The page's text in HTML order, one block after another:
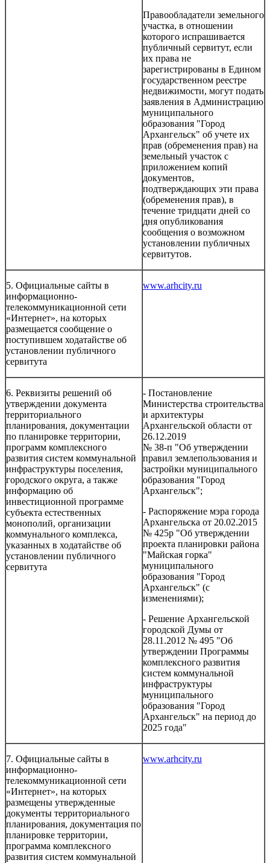
Правообладатели земельного
участка, в отношении
которого испрашивается
публичный сервитут, если
их права не
зарегистрированы в Едином
государственном реестре
недвижимости, могут подать
заявления в Администрацию
муниципального
образования "Город
Архангельск" об учете их
прав (обременения прав) на
земельный участок с
приложением копий
документов,
подтверждающих эти права
(обременения прав), в
течение тридцати дней со
дня опубликования
сообщения о возможном
установлении публичных
сервитутов.
5. Официальные сайты в
информационно-
телекоммуникационной сети
«Интернет», на которых
размещается сообщение о
поступившем ходатайстве об
установлении публичного
сервитута
www.arhcity.ru
6. Реквизиты решений об
утверждении документа
территориального
планирования, документации
по планировке территории,
программ комплексного
развития систем коммунальной
инфраструктуры поселения,
городского округа, а также
информацию об
инвестиционной программе
субъекта естественных
монополий, организации
коммунального комплекса,
указанных в ходатайстве об
установлении публичного
сервитута
- Постановление
Министерства строительства
и архитектуры
Архангельской области от
26.12.2019
№ 38-п "Об утверждении
правил землепользования и
застройки муниципального
образования "Город
Архангельск";
- Распоряжение мэра города
Архангельска от 20.02.2015
№ 425р "Об утверждении
проекта планировки района
"Майская горка"
муниципального
образования "Город
Архангельск" (с
изменениями);
- Решение Архангельской
городской Думы от
28.11.2012 № 495 "Об
утверждении Программы
комплексного развития
систем коммунальной
инфраструктуры
муниципального
образования "Город
Архангельск" на период до
2025 года"
7. Официальные сайты в
информационно-
телекоммуникационной сети
«Интернет», на которых
размещены утвержденные
документы территориального
планирования, документация по
планировке территории,
программа комплексного
развития систем коммунальной
www.arhcity.ru